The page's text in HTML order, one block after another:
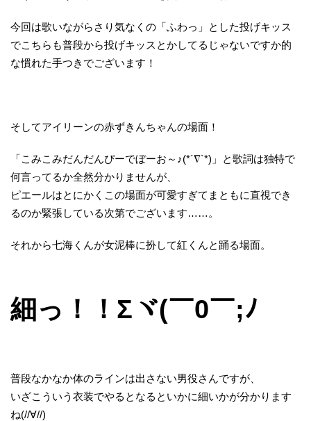
今回は歌いながらさり気なくの「ふわっ」とした投げキッス
でこちらも普段から投げキッスとかしてるじゃないですか的
な慣れた手つきでございます！
そしてアイリーンの赤ずきんちゃんの場面！
「こみこみだんだんぴーでぼーお～♪(*´∇`*)」と歌詞は独特で
何言ってるか全然分かりませんが、
ピエールはとにかくこの場面が可愛すぎてまともに直視でき
るのか緊張している次第でございます……。
それから七海くんが女泥棒に扮して紅くんと踊る場面。
細っ！！Σヾ(￣0￣;ﾉ
普段なかなか体のラインは出さない男役さんですが、
いざこういう衣装でやるとなるといかに細いかが分かります
ね(//∀//)